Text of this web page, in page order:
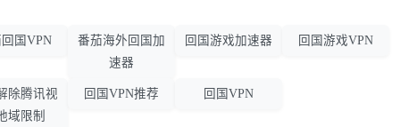
国VPN
番茄海外回国加
速器
回国游戏加速器 回国游戏VPN
除腾讯视
域限制
回国VPN推荐 回国VPN